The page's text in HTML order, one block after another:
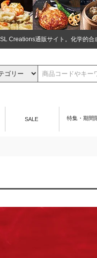
Creations通販サイト。化学的合
SALE 特集・期間